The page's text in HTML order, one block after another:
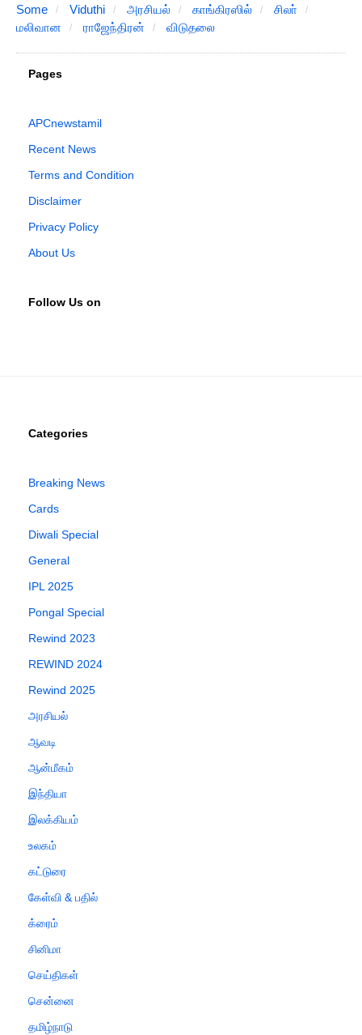
Some
Viduthi அரசியல் காங்கிரஸில்
சிலா்
மலிவான
ராஜேந்திரன் விடுதலை
Pages
APCnewstamil
Recent News
Terms and Condition
Disclaimer
Privacy Policy
About Us
Follow Us on
Categories
Breaking News
Cards
Diwali Special
General
IPL 2025
Pongal Special
Rewind 2023
REWIND 2024
Rewind 2025
அரசியல்
ஆவடி
ஆன்மீகம்
இந்தியா
இலக்கியம்
உலகம்
கட்டுரை
கேள்வி & பதில்
க்ரைம்
சினிமா
செய்திகள்
சென்னை
தமிழ்நாடு